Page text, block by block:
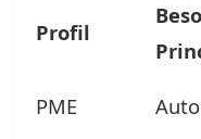
Profil
PME